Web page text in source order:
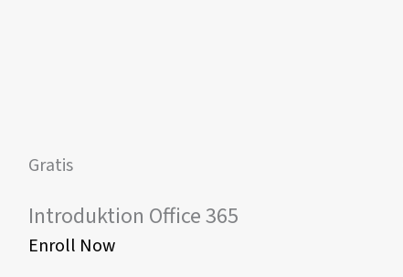
Gratis
Introduktion Office 365
Enroll Now